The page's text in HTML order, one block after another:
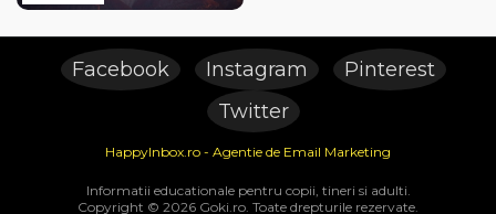
Facebook Instagram
Pinterest
Twitter
HappyInbox.ro - Agentie de Email Marketing
Informatii educationale pentru copii, tineri si adulti.
Copyright © 2026 Goki.ro. Toate drepturile rezervate.